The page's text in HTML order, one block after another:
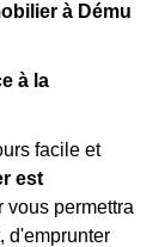
à Dému
à la
facile et
est
vous permettra
d'emprunter